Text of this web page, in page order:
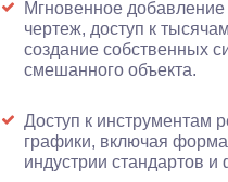
Мгновенное
чертеж, доступ к
создание собственных
смешанного объекта.
Доступ к инструментам
графики, включая
индустрии стандартов и